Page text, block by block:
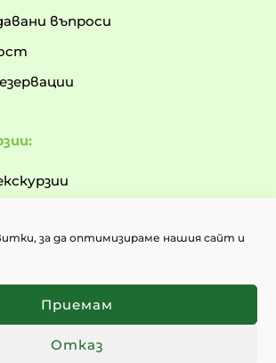
за да оптимизираме нашия сайт и
Приемам
Отказ
въпроси